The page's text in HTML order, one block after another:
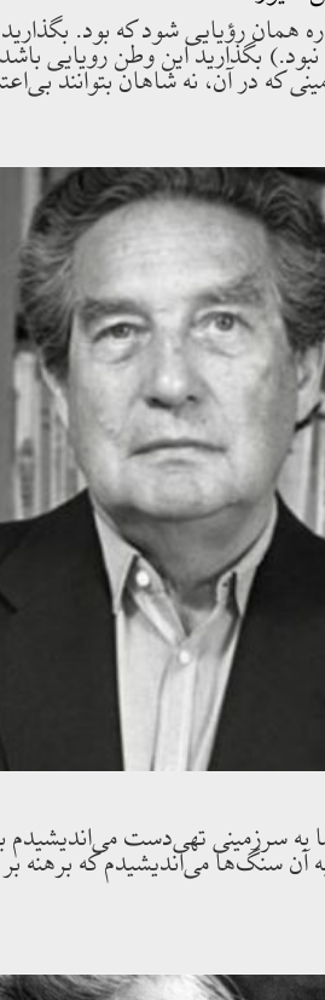
همان رؤيايى شود كه بود.
بگذاريد اين وطن رويايى
كه در آن، نه شاهان بتوانند
سرزمينى تهى‌دست مى‌انديشيدم
آن سنگ‌ها مى‌انديشيدم كه برهنه